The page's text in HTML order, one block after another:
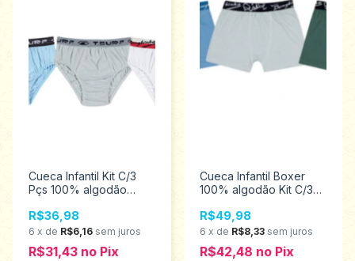
Cueca Infantil Kit C/3
Pçs 100% algodão
R$36,98
6 x de R$6,16 sem juros
R$31,43 no Pix
Cueca Infantil Boxer
100% algodão Kit C/3
R$49,98
6 x de R$8,33 sem juros
R$42,48 no Pix